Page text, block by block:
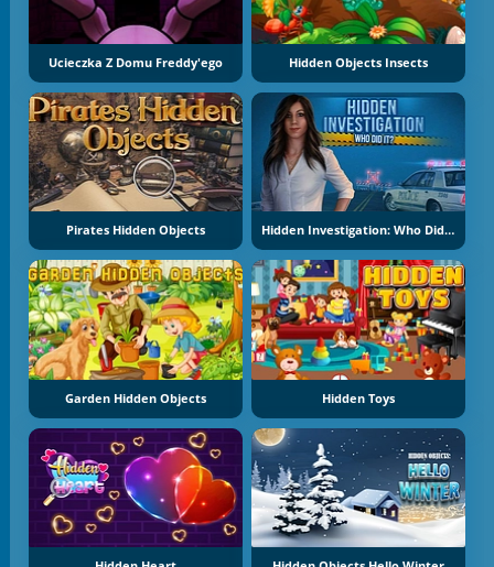
Ucieczka Z Domu Freddy'ego Hidden Objects Insects
Pirates Hidden Objects Hidden Investigation: Who Did It
Garden Hidden Objects Hidden Toys